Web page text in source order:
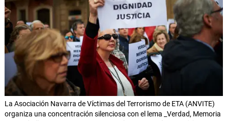
La Asociación Navarra de Víctimas del Terrorismo de ETA (ANVITE)
organiza una concentración silenciosa con el lema _Verdad, Memoria